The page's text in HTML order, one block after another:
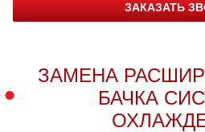
ЗАКАЗАТЬ
ЗАМЕНА
БАЧКА